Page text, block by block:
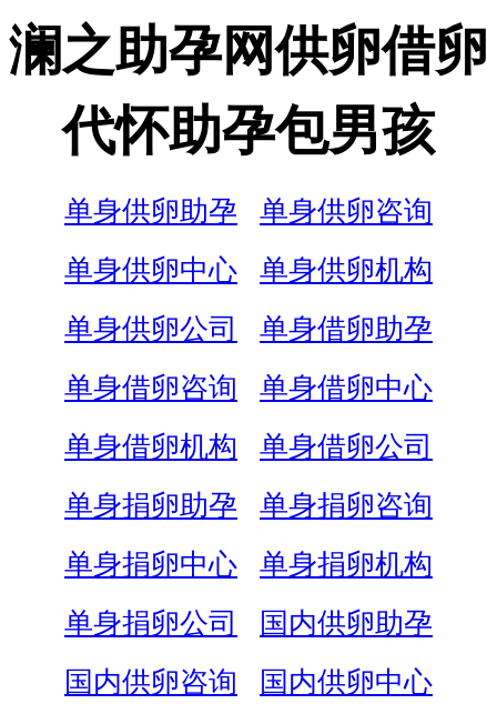
澜之助孕网供卵借卵
代怀助孕包男孩
单身供卵助孕
单身供卵咨询
单身供卵中心
单身供卵机构
单身供卵公司
单身借卵助孕
单身借卵咨询
单身借卵中心
单身借卵机构
单身借卵公司
单身捐卵助孕
单身捐卵咨询
单身捐卵中心
单身捐卵机构
单身捐卵公司
国内供卵助孕
国内供卵咨询
国内供卵中心